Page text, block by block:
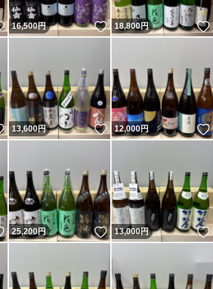
いいね！
16,500円 いいね！
18,800円
いいね！
13,600円 いいね！
12,000円
いいね！
25,200円 いいね！
13,000円